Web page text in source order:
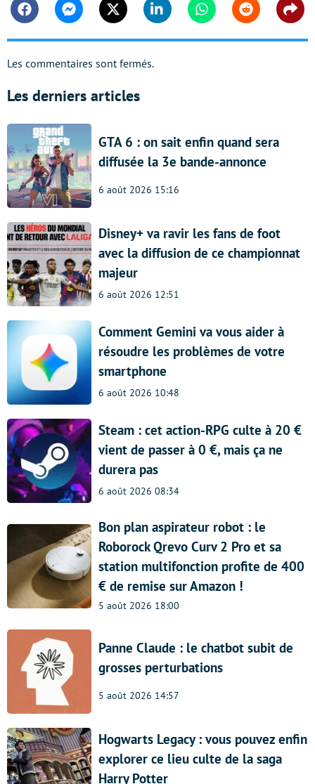
FacebookMessengerTwitter Linkedin WhatsappReddit
Les commentaires sont fermés.
Les derniers articles
GTA 6 : on sait enfin quand sera
diffusée la 3e bande-annonce
6 août 2026 15:16
Disney+ va ravir les fans de foot
avec la diffusion de ce championnat
majeur
6 août 2026 12:51
Comment Gemini va vous aider à
résoudre les problèmes de votre
smartphone
6 août 2026 10:48
Steam : cet action-RPG culte à 20 €
vient de passer à 0 €, mais ça ne
durera pas
6 août 2026 08:34
Bon plan aspirateur robot : le
Roborock Qrevo Curv 2 Pro et sa
station multifonction profite de 400
€ de remise sur Amazon !
5 août 2026 18:00
Panne Claude : le chatbot subit de
grosses perturbations
5 août 2026 14:57
Hogwarts Legacy : vous pouvez enfin
explorer ce lieu culte de la saga
Harry Potter